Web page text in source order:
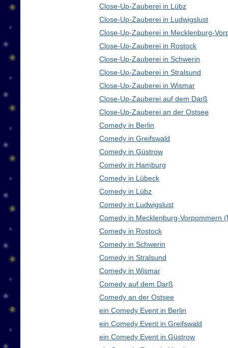
Close-Up-Zauberei in Lübz
Close-Up-Zauberei in Ludwigslust
Close-Up-Zauberei in Mecklenburg-
Close-Up-Zauberei in Rostock
Close-Up-Zauberei in Schwerin
Close-Up-Zauberei in Stralsund
Close-Up-Zauberei in Wismar
Close-Up-Zauberei auf dem Darß
Close-Up-Zauberei an der Ostsee
Comedy in Berlin
Comedy in Greifswald
Comedy in Güstrow
Comedy in Hamburg
Comedy in Lübeck
Comedy in Lübz
Comedy in Ludwigslust
Comedy in Mecklenburg-Vorpommern
Comedy in Rostock
Comedy in Schwerin
Comedy in Stralsund
Comedy in Wismar
Comedy auf dem Darß
Comedy an der Ostsee
ein Comedy Event in Berlin
ein Comedy Event in Greifswald
ein Comedy Event in Güstrow